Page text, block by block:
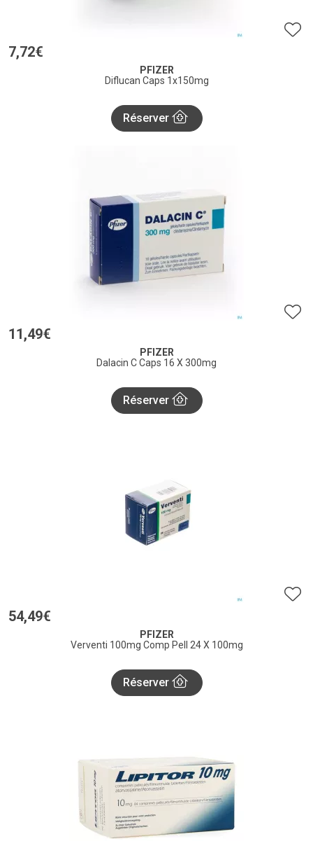
7,72€
PFIZER
Diflucan Caps 1x150mg
Réserver
11 ,49€
PFIZER
Dalacin C Caps 16 X 300mg
Réserver
54,49€
PFIZER
Verventi 100mg Comp Pell 24 X 100mg
Réserver